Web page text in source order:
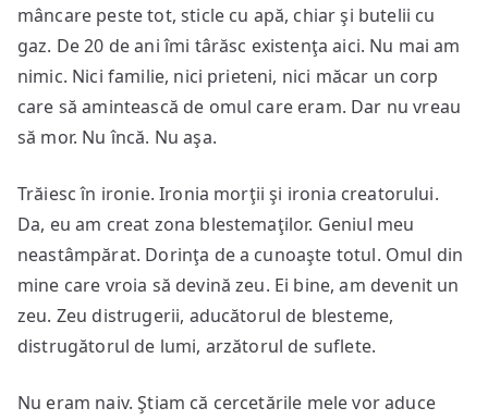
mâncare peste tot, sticle cu apă, chiar şi butelii cu
gaz. De 20 de ani îmi târăsc existenţa aici. Nu mai am
nimic. Nici familie, nici prieteni, nici măcar un corp
care să amintească de omul care eram. Dar nu vreau
să mor. Nu încă. Nu aşa.
Trăiesc în ironie. Ironia morţii şi ironia creatorului.
Da, eu am creat zona blestemaţilor. Geniul meu
neastâmpărat. Dorinţa de a cunoaşte totul. Omul din
mine care vroia să devină zeu. Ei bine, am devenit un
zeu. Zeu distrugerii, aducătorul de blesteme,
distrugătorul de lumi, arzătorul de suflete.
Nu eram naiv. Ştiam că cercetările mele vor aduce